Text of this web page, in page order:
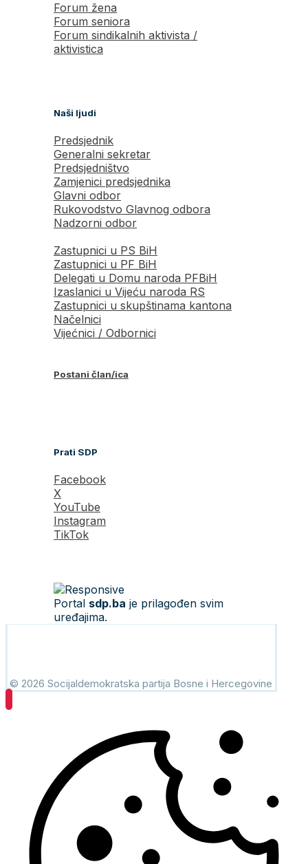
Forum žena
Forum seniora
Forum sindikalnih aktivista /
aktivistica
Naši ljudi
Predsjednik
Generalni sekretar
Predsjedništvo
Zamjenici predsjednika
Glavni odbor
Rukovodstvo Glavnog odbora
Nadzorni odbor
Zastupnici u PS BiH
Zastupnici u PF BiH
Delegati u Domu naroda PFBiH
Izaslanici u Vijeću naroda RS
Zastupnici u skupštinama kantona
Načelnici
Vijećnici / Odbornici
Postani član/ica
Prati SDP
Facebook
X
YouTube
Instagram
TikTok
Portal sdp.ba je prilagođen svim
uređajima.
© 2026 Socijaldemokratska partija Bosne i Hercegovine